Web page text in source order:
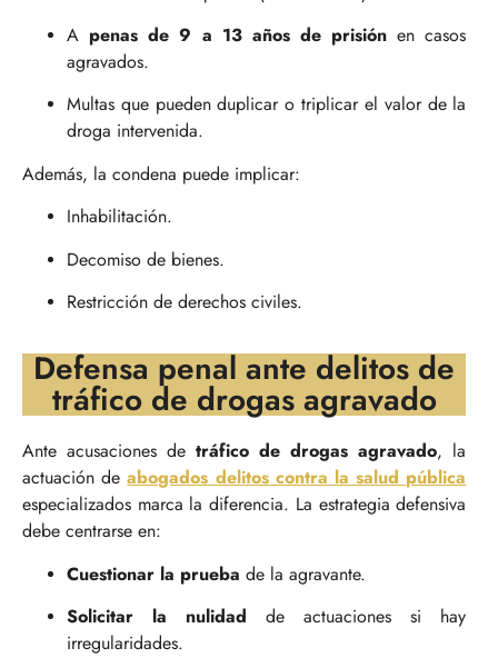
A penas de 9 a 13 años de prisión en casos
agravados.
Multas que pueden duplicar o triplicar el valor de la
droga intervenida.
Además, la condena puede implicar:
Inhabilitación.
Decomiso de bienes.
Restricción de derechos civiles.
Defensa penal ante delitos de
tráfico de drogas agravado
Ante acusaciones detráfico de drogas agravado, la
actuación deabogados delitos contra la salud pública
especializados marca la diferencia. La estrategia defensiva
debe centrarse en:
Cuestionar la prueba de la agravante.
Solicitar la nulidad de actuaciones si hay
irregularidades.